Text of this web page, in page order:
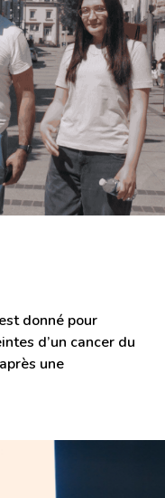
donné pour
d’un cancer du
une